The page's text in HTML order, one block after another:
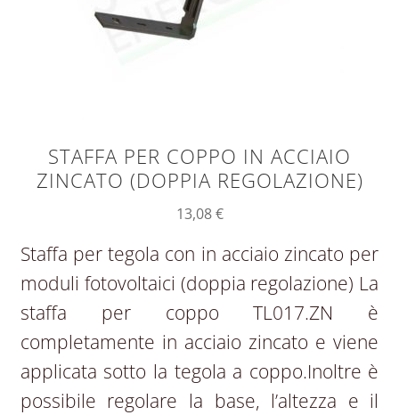
STAFFA PER COPPO IN ACCIAIO
ZINCATO (DOPPIA REGOLAZIONE)
13,08€
Staffa per tegola con in acciaio zincato per
moduli fotovoltaici (doppia regolazione) La
staffa per coppo TL017.ZN è
completamente in acciaio zincato e viene
applicata sotto la tegola a coppo.Inoltre è
possibile regolare la base, l’altezza e il